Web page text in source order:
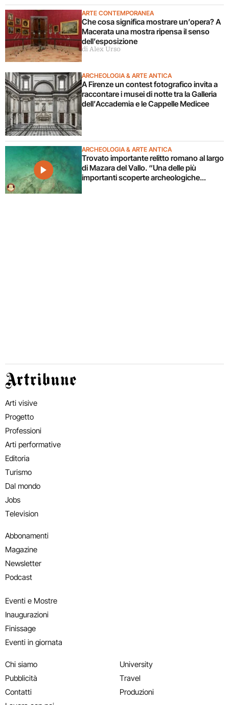
ARTE CONTEMPORANEA
Che cosa significa mostrare un’opera? A
Macerata una mostra ripensa il senso
dell’esposizione
di Alex Urso
ARCHEOLOGIA & ARTE ANTICA
A Firenze un contest fotografico invita a
raccontare i musei di notte tra la Galleria
dell’Accademia e le Cappelle Medicee
ARCHEOLOGIA & ARTE ANTICA
Trovato importante relitto romano al largo
di Mazara del Vallo. “Una delle più
importanti scoperte archeologiche
Artribune
Arti visive
Progetto
Professioni
Arti performative
Editoria
Turismo
Dal mondo
Jobs
Television
Abbonamenti
Magazine
Newsletter
Podcast
Eventi e Mostre
Inaugurazioni
Finissage
Eventi in giornata
Chi siamo
Pubblicità
Contatti
University
Travel
Produzioni